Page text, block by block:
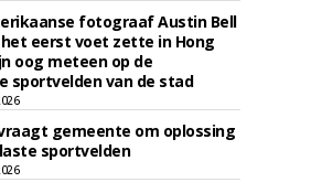
fotograaf Austin Bell
het eerst voet zette in Hong
oog meteen op de
sportvelden van de stad
gemeente om oplossing
sportvelden